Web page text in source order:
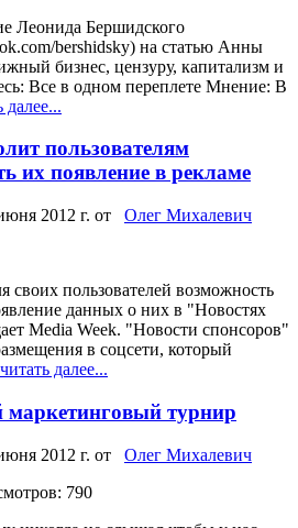
Леонида Бершидского
bershidsky) на статью Анны
бизнес, цензуру, капитализм и
Все в одном переплете Мнение: В
далее...
пользователям
их появление в рекламе
2012 г. от Олег Михалевич
своих пользователей возможность
данных о них в "Новостях
Media Week. "Новости спонсоров"
в соцсети, который
далее...
турнир
2012 г. от Олег Михалевич
790